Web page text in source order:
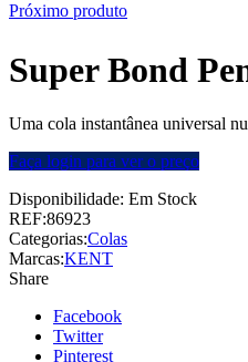
Próximo produto
Super Bond
Uma cola instantânea universal
Faça login para ver o preço
Disponibilidade: Em Stock
REF:86923
Categorias:Colas
Marcas:KENT
Share
Facebook
Twitter
Pinterest